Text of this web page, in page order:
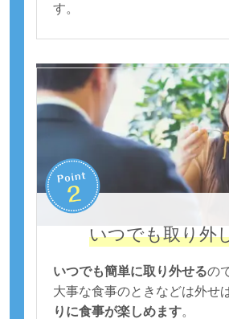
す。
いつでも取り外
いつでも簡単に取り外せるの
大事な食事のときなどは外せ
りに食事が楽しめます。